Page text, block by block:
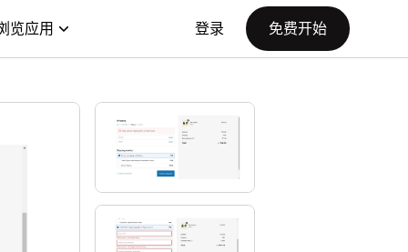
览应用 登录 免费开始